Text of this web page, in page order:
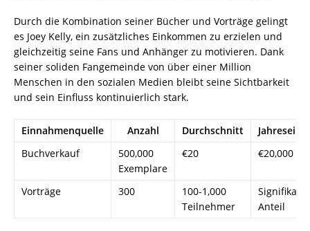
Durch die Kombination seiner Bücher und Vorträge gelingt
es Joey Kelly, ein zusätzliches Einkommen zu erzielen und
gleichzeitig seine Fans und Anhänger zu motivieren. Dank
seiner soliden Fangemeinde von über einer Million
Menschen in den sozialen Medien bleibt seine Sichtbarkeit
und sein Einfluss kontinuierlich stark.
Einnahmenquelle Anzahl Durchschnitt
Buchverkauf
500,000
Exemplare
€20 €20,000
Vorträge 300
100-1,000
Teilnehmer
Anteil